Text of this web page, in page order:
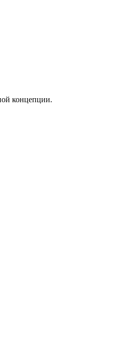
концепции.